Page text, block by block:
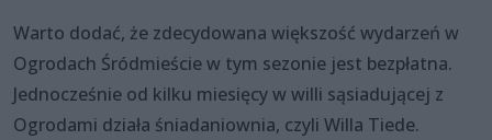
Warto dodać, że zdecydowana większość wydarzeń w
Ogrodach Śródmieście w tym sezonie jest bezpłatna.
Jednocześnie od kilku miesięcy w willi sąsiadującej z
Ogrodami działa śniadaniownia, czyli Willa Tiede.